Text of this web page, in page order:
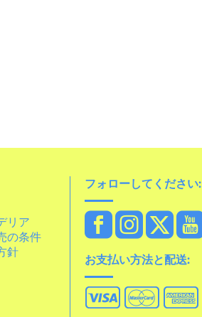
リア
の条件
針
フォローしてください:
お支払い方法と配送: